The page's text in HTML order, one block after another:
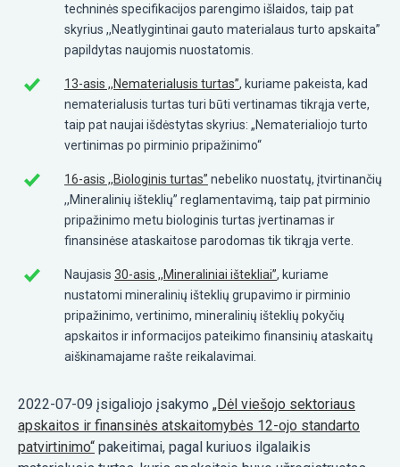
techninės specifikacijos parengimo išlaidos, taip pat
skyrius ,,Neatlygintinai gauto materialaus turto apskaita”
papildytas naujomis nuostatomis.
13-asis ,,Nematerialusis turtas”, kuriame pakeista, kad
nematerialusis turtas turi būti vertinamas tikrąja verte,
taip pat naujai išdėstytas skyrius: „Nematerialiojo turto
vertinimas po pirminio pripažinimo“
16-asis ,,Biologinis turtas” nebeliko nuostatų, įtvirtinančių
,,Mineralinių išteklių” reglamentavimą, taip pat pirminio
pripažinimo metu biologinis turtas įvertinamas ir
finansinėse ataskaitose parodomas tik tikrąja verte.
Naujasis 30-asis ,,Mineraliniai ištekliai”, kuriame
nustatomi mineralinių išteklių grupavimo ir pirminio
pripažinimo, vertinimo, mineralinių išteklių pokyčių
apskaitos ir informacijos pateikimo finansinių ataskaitų
aiškinamajame rašte reikalavimai.
2022-07-09 įsigaliojo įsakymo „Dėl viešojo sektoriaus
apskaitos ir finansinės atskaitomybės 12-ojo standarto
patvirtinimo“ pakeitimai, pagal kuriuos ilgalaikis